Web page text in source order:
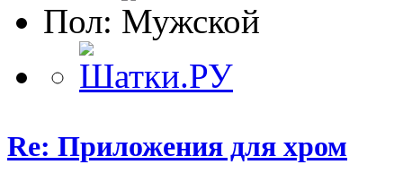
Пол:
Re: Приложения для хром